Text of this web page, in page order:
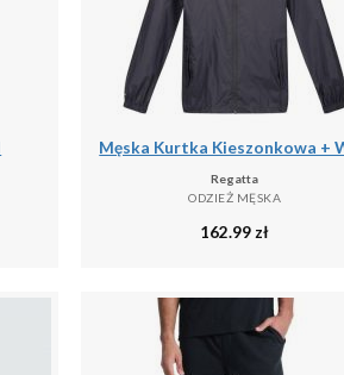
Regatta
ODZIEŻ MĘSKA
162.99 zł